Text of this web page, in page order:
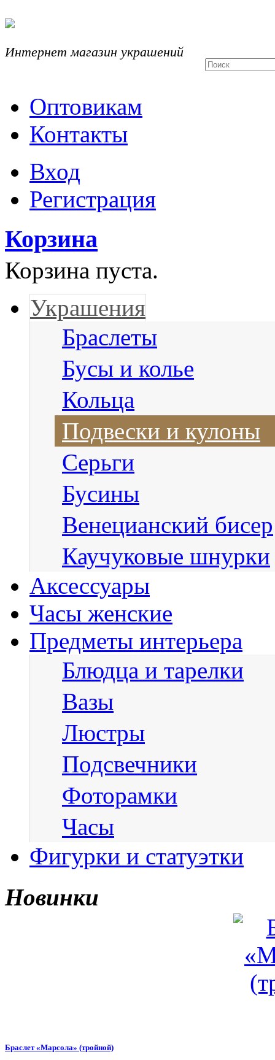
Интернет магазин украшений
Оптовикам
Контакты
Вход
Регистрация
Корзина
Корзина пуста.
Украшения
Браслеты
Бусы и колье
Кольца
Подвески и кулоны
Серьги
Бусины
Венецианский бисер
Каучуковые шнурки
Аксессуары
Часы женские
Предметы интерьера
Блюдца и тарелки
Вазы
Люстры
Подсвечники
Фоторамки
Часы
Фигурки и статуэтки
Новинки
Браслет «Марсола» (тройной)